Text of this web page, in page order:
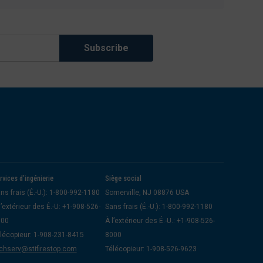
d’ingénierie
frais (É.-U.): 1-800-992-1180
des É.-U: +1-908-526-
1-908-231-8415
Siège social
Somerville, NJ 08876 USA
Sans frais (É.-U.): 1-800-992-1180
À l’extérieur des É.-U.: +1-908-526-
8000
Télécopieur: 1-908-526-9623